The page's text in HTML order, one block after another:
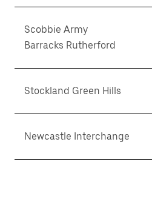
Scobbie Army
Barracks Rutherford
Stockland Green Hills
Newcastle Interchange